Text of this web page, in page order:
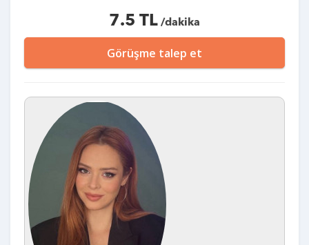
7.5 TL /dakika
Görüşme talep et